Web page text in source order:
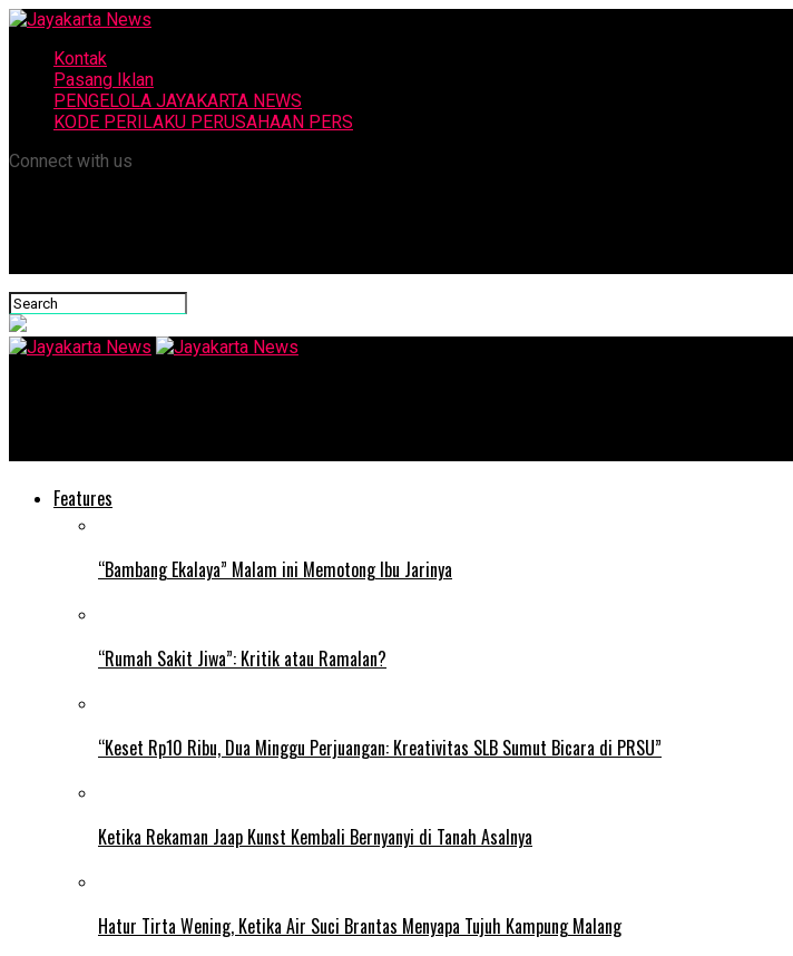
Kontak
Pasang Iklan
PENGELOLA JAYAKARTA NEWS
KODE PERILAKU PERUSAHAAN PERS
Connect with us
Features
“Bambang Ekalaya” Malam ini Memotong Ibu Jarinya
“Rumah Sakit Jiwa”: Kritik atau Ramalan?
“Keset Rp10 Ribu, Dua Minggu Perjuangan: Kreativitas SLB Sumut Bicara di PRSU”
Ketika Rekaman Jaap Kunst Kembali Bernyanyi di Tanah Asalnya
Hatur Tirta Wening, Ketika Air Suci Brantas Menyapa Tujuh Kampung Malang